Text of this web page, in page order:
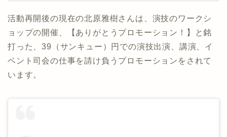
活動再開後の現在の北原雅樹さんは、演技のワークシ
ョップの開催、【ありがとうプロモーション！】と銘
打った、39（サンキュー）円での演技出演、講演、イ
ベント司会の仕事を請け負うプロモーションをされて
います。